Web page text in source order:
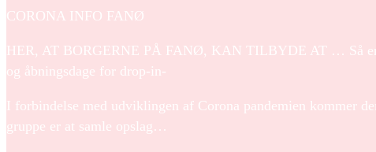
CORONA INFO FANØ
HER, AT BORGERNE PÅ FANØ, KAN TILBYDE AT … Så
og åbningsdage for drop-in-
I forbindelse med udviklingen af Corona pandemien kommer
gruppe er at samle opslag…